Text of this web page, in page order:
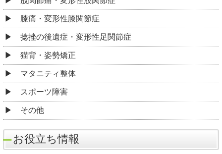
膝痛・変形性膝関節症
捻挫の後遺症・変形性足関節症
猫背・姿勢矯正
マタニティ整体
スポーツ障害
その他
お役立ち情報